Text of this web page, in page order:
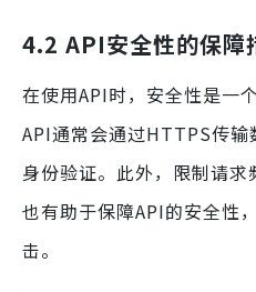
4.2 API安全性的保障
在使用API时，安全性是一
API通常会通过HTTPS传
身份验证。此外，限制请
也有助于保障API的安全性
击。